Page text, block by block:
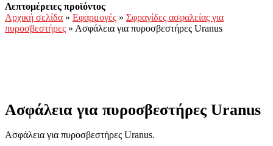
Open
mobile
menu
Close
mobile
menu
Καλάθι
Λεπτομέρειες προϊόντος
Αρχική σελίδα » Εφαρμογές » Σφραγίδες ασφαλείας για
πυροσβεστήρες » Ασφάλεια για πυροσβεστήρες Uranus
Ασφάλεια για πυροσβεστήρες Uranus
Ασφάλεια για πυροσβεστήρες Uranus.